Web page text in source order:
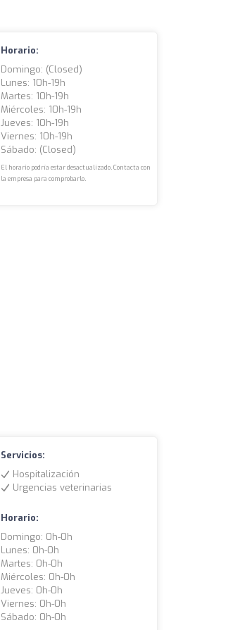
Horario:
Domingo: (closed)
Lunes: 10h-19h
Martes: 10h-19h
Miércoles: 10h-19h
Jueves: 10h-19h
Viernes: 10h-19h
Sábado: (closed)
El horario podría estar desactualizado. Contacta con
la empresa para comprobarlo.
Servicios:
Hospitalización
Urgencias veterinarias
Horario:
Domingo: 0h-0h
Lunes: 0h-0h
Martes: 0h-0h
Miércoles: 0h-0h
Jueves: 0h-0h
Viernes: 0h-0h
Sábado: 0h-0h